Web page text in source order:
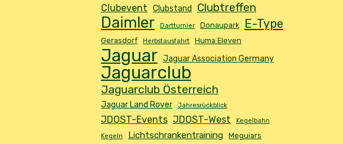
Clubevent Clubstand Clubtreffen
Daimler Dartturnier Donaupark E-Type
Gerasdorf Herbstausfahrt Huma Eleven
Jaguar Jaguar Association Germany
Jaguarclub
Jaguarclub Österreich
Jaguar Land Rover Jahresrückblick
JDOST-Events JDOST-West
Kegelbahn
Kegeln
Lichtschrankentraining Meguiars